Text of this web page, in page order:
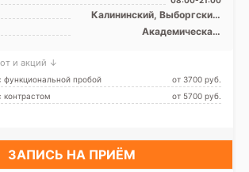
Biograph 64 рез ...
Калининский, Выборгский,
Кронштадтский, Курортный,
Приморский, Лен. область
Академическая,
Парнас, Пионерская,
Площадь Мужества,
Политехническая, Проспект
и акций ↓
функциональной пробой
от 3700 pуб.
контрастом
от 5700 pуб.
ЗАПИСЬ НА ПРИЁМ